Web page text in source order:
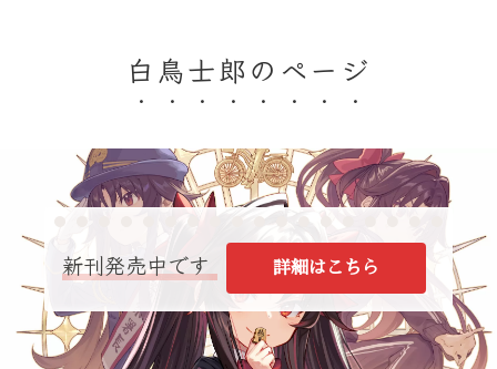
白鳥士郎のページ
新刊発売中です 詳細はこちら